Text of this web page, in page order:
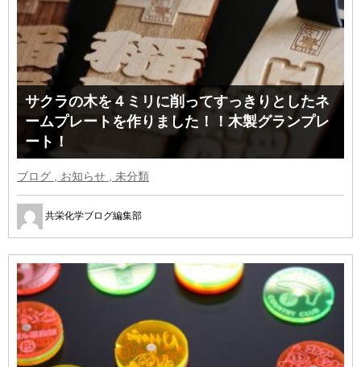
サクラの木を４ミリに削ってすっきりとしたネ
ームプレートを作りました！！木製グランプレ
ート！
ブログ , お知らせ , 未分類
共栄化学ブログ編集部